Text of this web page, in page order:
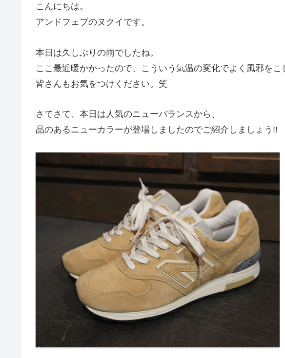
こんにちは。
アンドフェブのヌクイです。
本日は久しぶりの雨でしたね。
ここ最近暖かかったので、こういう気温の変化でよく風邪をこ
皆さんもお気をつけください。笑
さてさて、本日は人気のニューバランスから、
品のあるニューカラーが登場しましたのでご紹介しましょう!!